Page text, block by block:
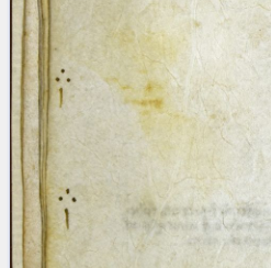
Arabic
Arabic
Latin
Latin
Latin Early